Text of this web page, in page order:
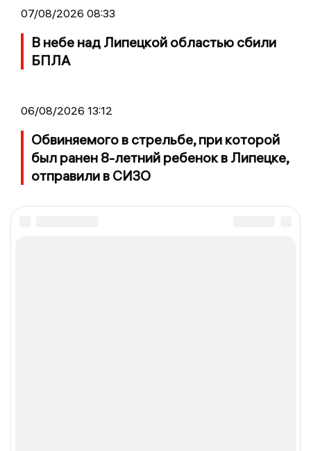
07/08/2026 08:33
В небе над Липецкой областью сбили
БПЛА
06/08/2026 13:12
Обвиняемого в стрельбе, при которой
был ранен 8-летний ребенок в Липецке,
отправили в СИЗО